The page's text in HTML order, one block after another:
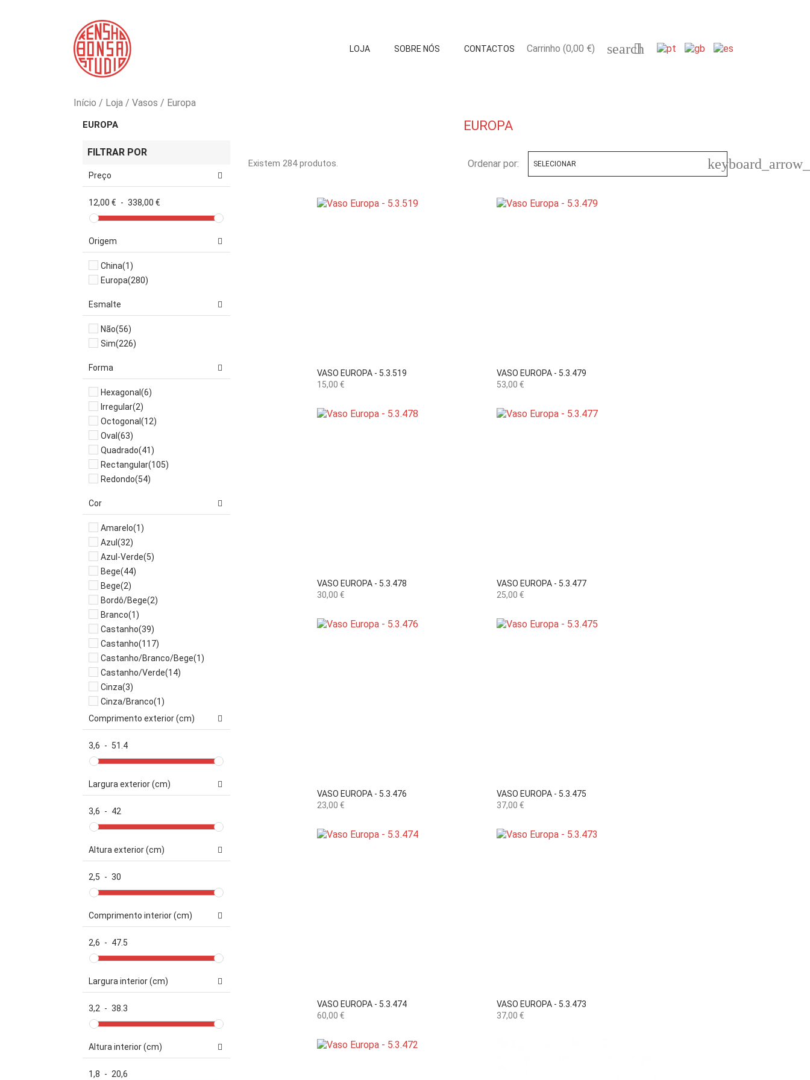
LOJA SOBRE NÓS CONTACTOS Carrinho (0,00 €) search

Início Loja Vasos Europa
EUROPA
FILTRAR POR
Preço
12,00 € - 338,00 €
Origem
China(1)
Europa(280)
Esmalte
Não(56)
Sim(226)
Forma
Hexagonal (6)
Irregular(2)
Octogonal (12)
Oval (63)
Quadrado(41)
Rectangular(105)
Redondo(54)
Cor
Amarelo(1)
Azul (32)
Azul-Verde(5)
Bege(44)
Bege(2)
Bordô/Bege(2)
Branco(1)
Castanho(39)
Castanho(117)
Castanho/Branco/Bege(1)
Castanho/Verde(14)
Cinza(3)
Cinza/Branco(1)
Cinza/Rosa(1)
Laranja(2)
Preto (2)
Verde(12)
Verde/Castanho(2)
Comprimento exterior (cm)
3,6 - 51.4
Largura exterior (cm)
3,6 - 42
Altura exterior (cm)
2,5 - 30
Comprimento interior (cm)
2,6 - 47.5
Largura interior (cm)
3,2 - 38.3
Altura interior (cm)
1,8 - 20,6
EUROPA
Existem 284 produtos. Ordenar por: SELECIONAR
VASO EUROPA - 5.3.519
Preço
15,00 €
 Vista rápida
VASO EUROPA - 5.3.479
Preço
53,00 €
 Vista rápida
VASO EUROPA - 5.3.478
Preço
30,00 €
 Vista rápida
VASO EUROPA - 5.3.477
Preço
25,00 €
 Vista rápida
VASO EUROPA - 5.3.476
Preço
23,00 €
 Vista rápida
VASO EUROPA - 5.3.475
Preço
37,00 €
 Vista rápida
VASO EUROPA - 5.3.474
Preço
60,00 €
 Vista rápida
VASO EUROPA - 5.3.473
Preço
37,00 €
 Vista rápida